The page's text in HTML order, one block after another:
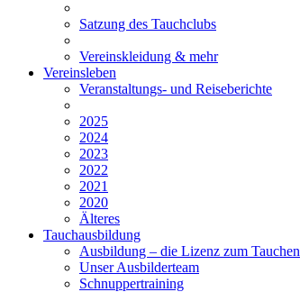
Satzung des Tauchclubs
Vereinskleidung & mehr
Vereinsleben
Veranstaltungs- und Reiseberichte
2025
2024
2023
2022
2021
2020
Älteres
Tauchausbildung
Ausbildung – die Lizenz zum Tauchen
Unser Ausbilderteam
Schnuppertraining